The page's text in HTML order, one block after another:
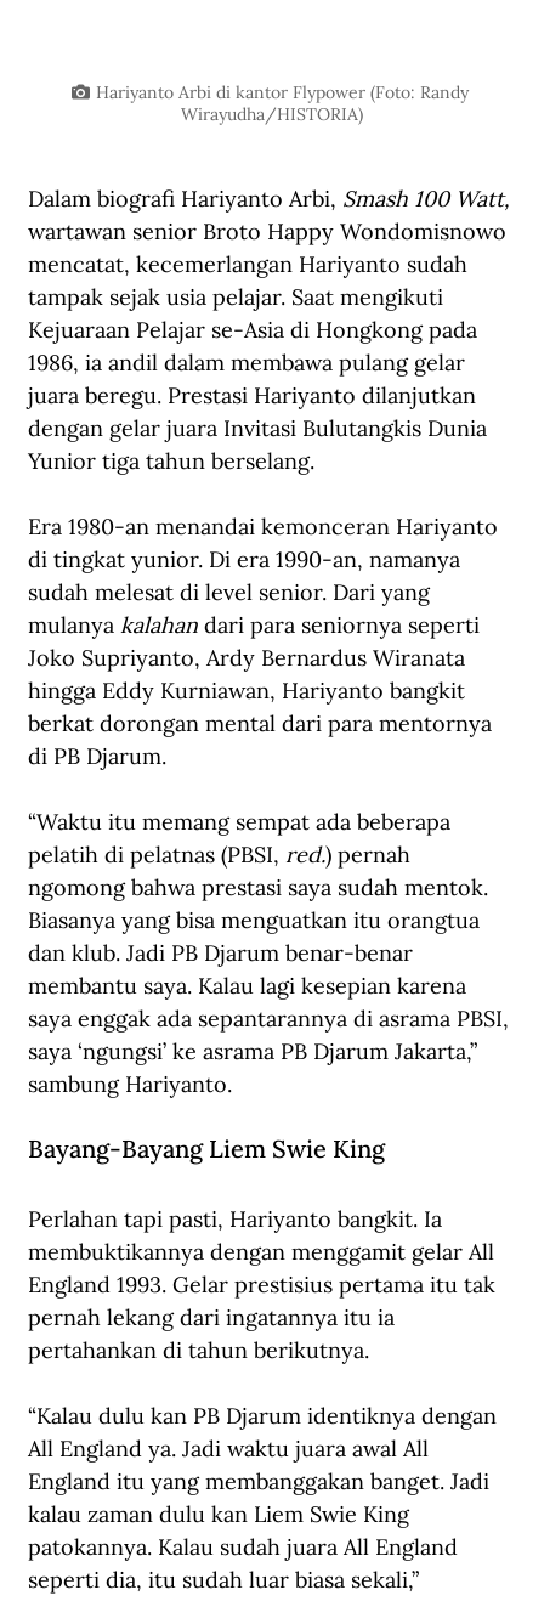
Hariyanto Arbi di kantor Flypower (Foto: Randy
Wirayudha/HISTORIA)
Dalam biografi Hariyanto Arbi, Smash 100 Watt,
wartawan senior Broto Happy Wondomisnowo
mencatat, kecemerlangan Hariyanto sudah
tampak sejak usia pelajar. Saat mengikuti
Kejuaraan Pelajar se-Asia di Hongkong pada
1986, ia andil dalam membawa pulang gelar
juara beregu. Prestasi Hariyanto dilanjutkan
dengan gelar juara Invitasi Bulutangkis Dunia
Yunior tiga tahun berselang.
Era 1980-an menandai kemonceran Hariyanto
di tingkat yunior. Di era 1990-an, namanya
sudah melesat di level senior. Dari yang
mulanya kalahan dari para seniornya seperti
Joko Supriyanto, Ardy Bernardus Wiranata
hingga Eddy Kurniawan, Hariyanto bangkit
berkat dorongan mental dari para mentornya
di PB Djarum.
“Waktu itu memang sempat ada beberapa
pelatih di pelatnas (PBSI, red.) pernah
ngomong bahwa prestasi saya sudah mentok.
Biasanya yang bisa menguatkan itu orangtua
dan klub. Jadi PB Djarum benar-benar
membantu saya. Kalau lagi kesepian karena
saya enggak ada sepantarannya di asrama PBSI,
saya ‘ngungsi’ ke asrama PB Djarum Jakarta,”
sambung Hariyanto.
Bayang-Bayang Liem Swie King
Perlahan tapi pasti, Hariyanto bangkit. Ia
membuktikannya dengan menggamit gelar All
England 1993. Gelar prestisius pertama itu tak
pernah lekang dari ingatannya itu ia
pertahankan di tahun berikutnya.
“Kalau dulu kan PB Djarum identiknya dengan
All England ya. Jadi waktu juara awal All
England itu yang membanggakan banget. Jadi
kalau zaman dulu kan Liem Swie King
patokannya. Kalau sudah juara All England
seperti dia, itu sudah luar biasa sekali,”